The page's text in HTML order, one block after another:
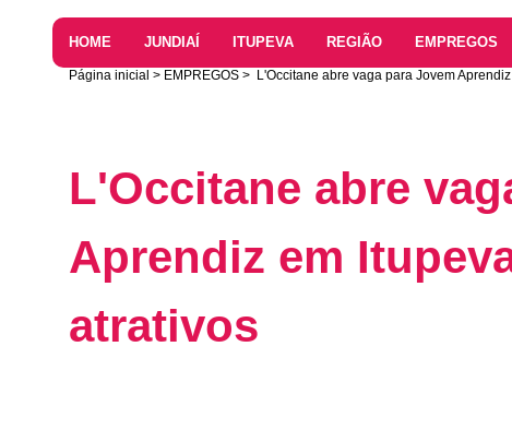
HOME JUNDIAÍ ITUPEVA REGIÃO EMPREGOS
Página inicial EMPREGOS L'Occitane abre vaga para Jovem
L'Occitane abre
Aprendiz em
atrativos